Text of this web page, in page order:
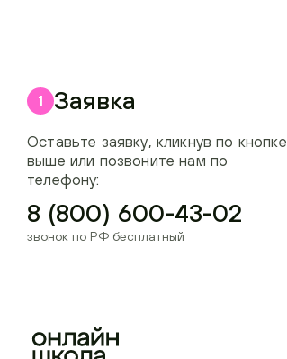
1 Заявка
Оставьте заявку, кликнув по кнопке
выше или позвоните нам по
телефону:
8 (800) 600-43-02
звонок по РФ бесплатный